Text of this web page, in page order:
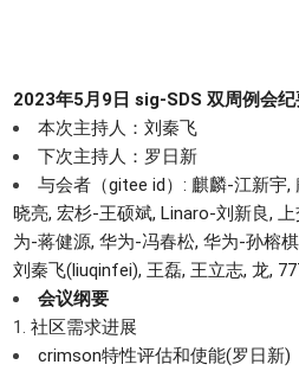
2023年5 月 9 日 sig-SDS 双周例会纪
本次主持人：刘秦飞
下次主持人：罗日新
与会者（gitee id）: 麒麟-江新宇,
晓亮, 宏杉-王硕斌, Linaro-刘新良,
为-蒋健源, 华为-冯春松, 华为-孙榕
刘秦飞(liuqinfei), 王磊, 王立志, 龙,
会议纲要
社区需求进展
crimson特性评估和使能(罗日新)